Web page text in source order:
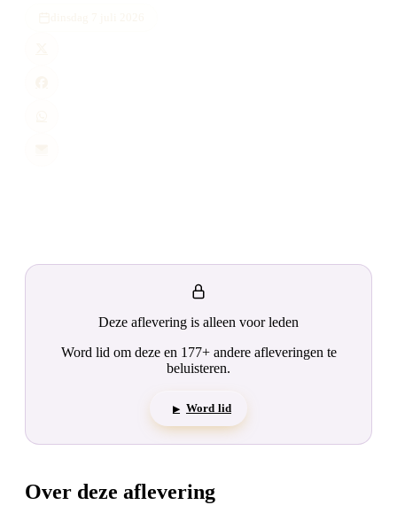
Deze aflevering is alleen voor leden
Word lid om deze en 177+ andere afleveringen te
beluisteren.
▶ Word lid
Over deze aflevering